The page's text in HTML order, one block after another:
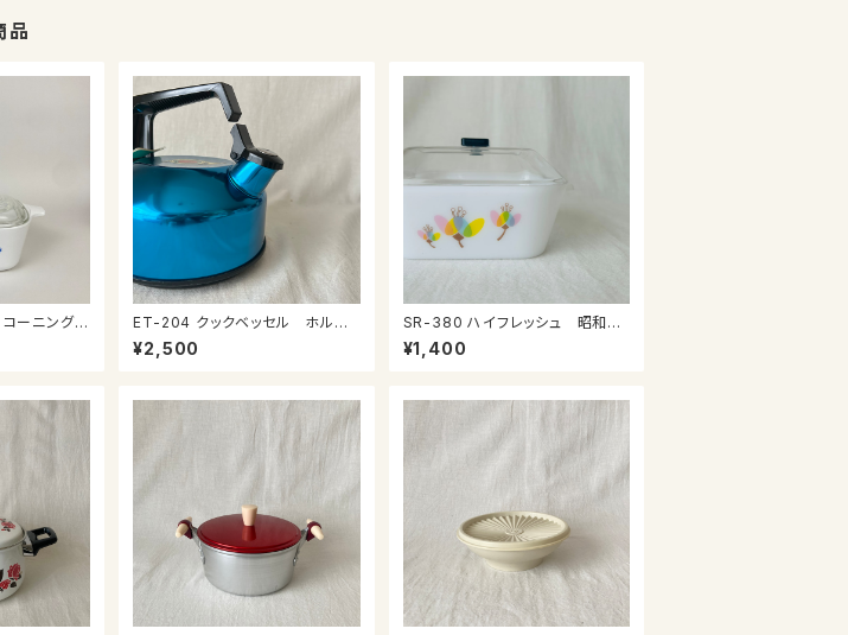
品
ーニング
ET-204 クックベッセル ホルン
ケトル２ℓ
¥2,500
SR-380 ハイフレッシュ 昭和の
プラケース
¥1,400